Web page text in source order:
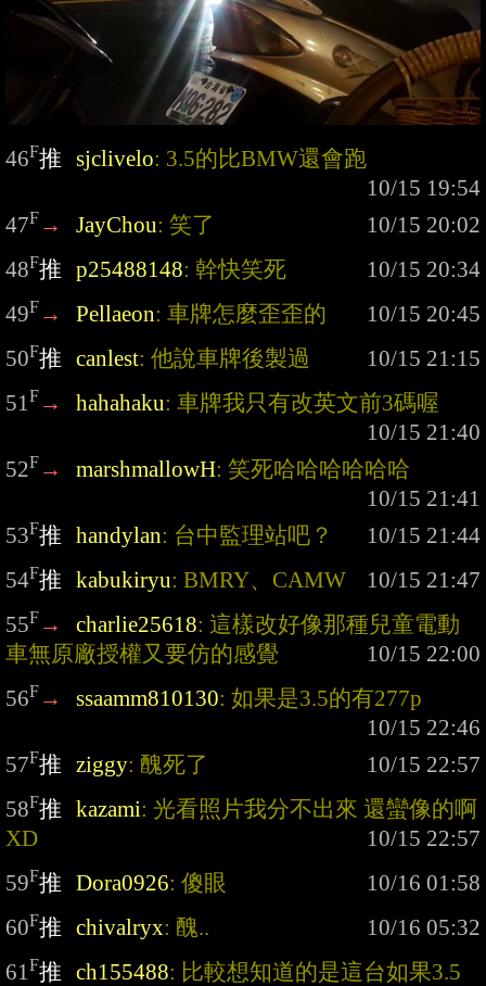
46F推 sjclivelo: 3.5的比BMW還會跑
47F → JayChou: 笑了
48F推 p25488148: 幹快笑死
49F → Pellaeon: 車牌怎麼歪歪的
50F推 canlest: 他說車牌後製過
51F → hahahaku: 車牌我只有改英文前3碼喔
52F → marshmallowH: 笑死哈哈哈哈哈哈
53F推 handylan: 台中監理站吧？
54F推 kabukiryu: BMRY、CAMW
55F → charlie25618: 這樣改好像那種兒童電動
車無原廠授權又要仿的感覺
56F → ssaamm810130: 如果是3.5的有277p
57F推 ziggy: 醜死了
58F推 kazami: 光看照片我分不出來 還蠻像的啊
XD
59F推 Dora0926: 傻眼
60F推 chivalryx: 醜..
61F推 ch155488: 比較想知道的是這台如果3.5